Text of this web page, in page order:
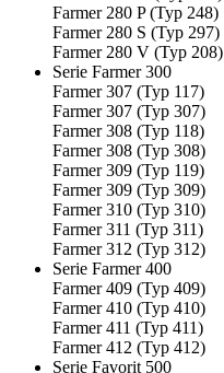
Farmer 280 P (Typ 248)
Farmer 280 S (Typ 297)
Farmer 280 V (Typ 208)
Serie Farmer 300
Farmer 307 (Typ 117)
Farmer 307 (Typ 307)
Farmer 308 (Typ 118)
Farmer 308 (Typ 308)
Farmer 309 (Typ 119)
Farmer 309 (Typ 309)
Farmer 310 (Typ 310)
Farmer 311 (Typ 311)
Farmer 312 (Typ 312)
Serie Farmer 400
Farmer 409 (Typ 409)
Farmer 410 (Typ 410)
Farmer 411 (Typ 411)
Farmer 412 (Typ 412)
Serie Favorit 500